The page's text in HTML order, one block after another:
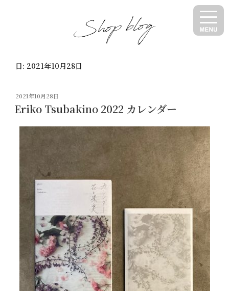
日: 2021年10月28日
投
稿
日:
2021年10月28日
Eriko Tsubakino 2022 カレンダー